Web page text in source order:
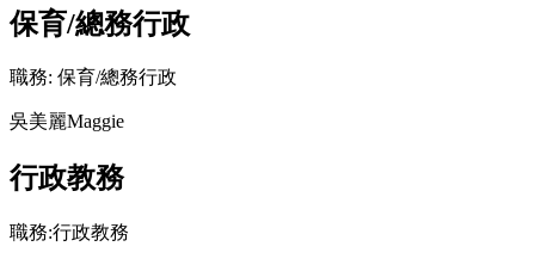
保育/總務行政
職務: 保育/總務行政
吳美麗Maggie
行政教務
職務:行政教務